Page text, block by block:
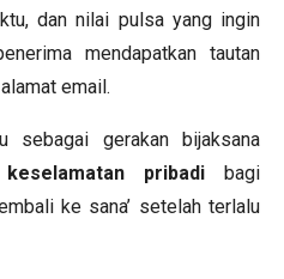
dan nilai pulsa yang ingin
mendapatkan tautan
email.
sebagai gerakan bijaksana
keselamatan pribadi bagi
ke sana’ setelah terlalu